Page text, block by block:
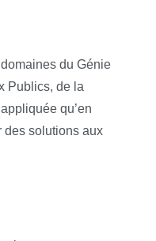
du Génie
Publics, de la
qu’en
des solutions aux